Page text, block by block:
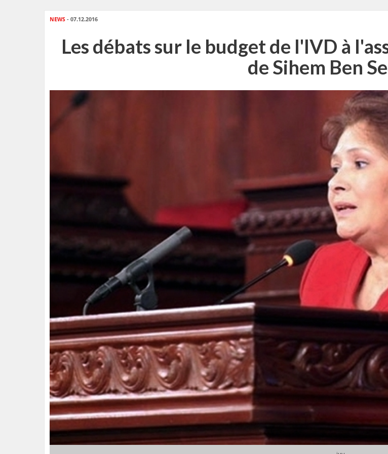
NEWS - 07.12.2016
Les débats sur le budget de l'IVD à
de Sihem Ben